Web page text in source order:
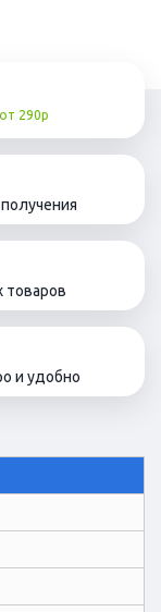
от 290р
товаров
и удобно